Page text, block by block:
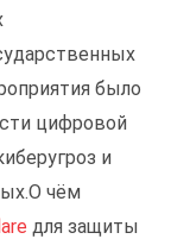
было
цифровой
и
О чём
для защиты